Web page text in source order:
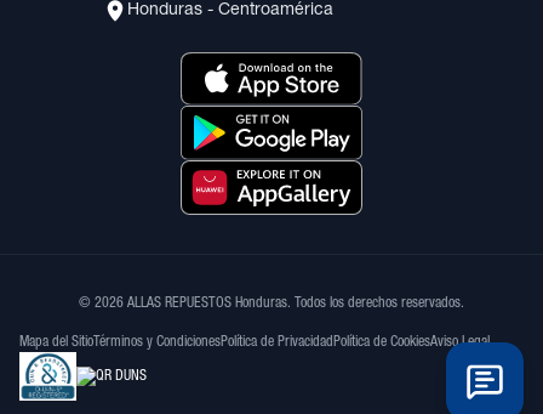
Honduras - Centroamérica
© 2026 ALLAS REPUESTOS Honduras. Todos los derechos reservados.
Mapa del Sitio Términos y CondicionesPolítica de Privacidad Política de CookiesAviso Legal